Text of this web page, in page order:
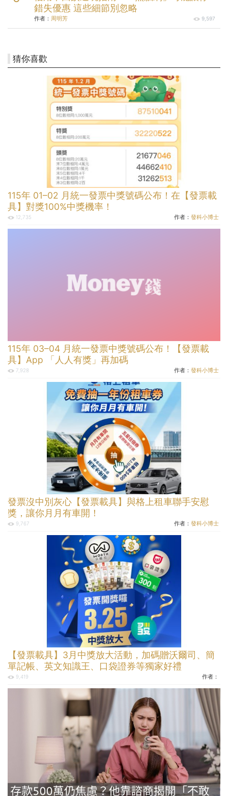
錯失優惠 這些細節別忽略
作者： 周明芳 9,597
猜你喜歡
115年 01–02 月統一發票中獎號碼公布！在【發票載
具】對獎100%中獎機率！
12,735 作者： 發科小博士
115年 03–04 月統一發票中獎號碼公布！【發票載
具】App 「人人有獎」再加碼
7,928 作者： 發科小博士
發票沒中別灰心【發票載具】與格上租車聯手安慰
獎，讓你月月有車開！
9,767 作者： 發科小博士
【發票載具】3月中獎放大活動，加碼贈沃爾司、簡
單記帳、英文知識王、口袋證券等獨家好禮
9,419 作者：